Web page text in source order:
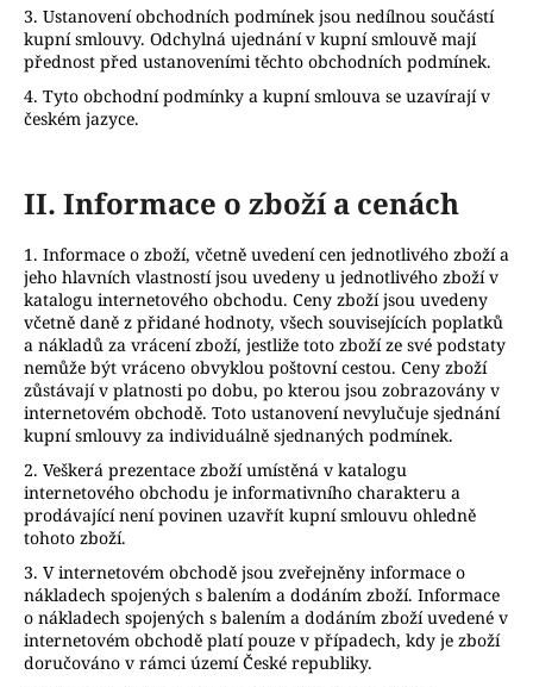
3. Ustanovení obchodních podmínek jsou nedílnou součástí
kupní smlouvy. Odchylná ujednání v kupní smlouvě mají
přednost před ustanoveními těchto obchodních podmínek.
4. Tyto obchodní podmínky a kupní smlouva se uzavírají v
českém jazyce.
II. Informace o zboží a cenách
1. Informace o zboží, včetně uvedení cen jednotlivého zboží a
jeho hlavních vlastností jsou uvedeny u jednotlivého zboží v
katalogu internetového obchodu. Ceny zboží jsou uvedeny
včetně daně z přidané hodnoty, všech souvisejících poplatků
a nákladů za vrácení zboží, jestliže toto zboží ze své podstaty
nemůže být vráceno obvyklou poštovní cestou. Ceny zboží
zůstávají v platnosti po dobu, po kterou jsou zobrazovány v
internetovém obchodě. Toto ustanovení nevylučuje sjednání
kupní smlouvy za individuálně sjednaných podmínek.
2. Veškerá prezentace zboží umístěná v katalogu
internetového obchodu je informativního charakteru a
prodávající není povinen uzavřít kupní smlouvu ohledně
tohoto zboží.
3. V internetovém obchodě jsou zveřejněny informace o
nákladech spojených s balením a dodáním zboží. Informace
o nákladech spojených s balením a dodáním zboží uvedené v
internetovém obchodě platí pouze v případech, kdy je zboží
doručováno v rámci území České republiky.
HLEDAT
D
p
o
r
u
č
u
j
e
m
e
BETLÉM
49
Kč